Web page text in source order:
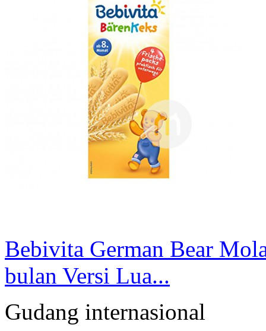
Bebivita German Bear
bulan Versi Lua...
Gudang internasional